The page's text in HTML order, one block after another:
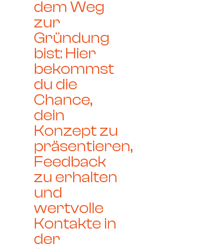
dem Weg
zur
Gründung
bist: Hier
bekommst
du die
Chance,
dein
Konzept zu
präsentieren,
Feedback
zu erhalten
und
wertvolle
Kontakte in
der